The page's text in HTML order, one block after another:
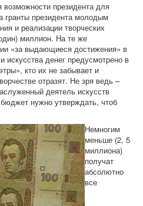
президента для
президента молодым
и реализации творческих
миллион. На те же
«за выдающиеся достижения» в
искусства денег предусмотрено в
кто их не забывает и
отразят. Не зря ведь –
деятель искусств
нужно утверждать, чтоб
Немногим
меньше (2, 5
миллиона)
получат
абсолютно
все